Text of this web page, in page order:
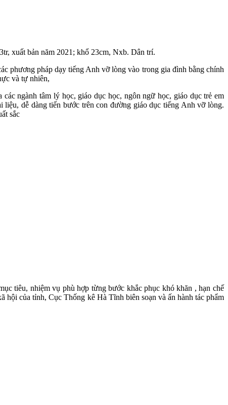
xuất bản năm 2021; khổ 23cm, Nxb. Dân trí.
phương pháp dạy tiếng Anh vỡ lòng vào trong gia đình bằng chính
và tự nhiên,
ngành tâm lý học, giáo dục học, ngôn ngữ học, giáo dục trẻ em
dễ dàng tiến bước trên con đường giáo dục tiếng Anh vỡ lòng.
sắc
tiêu, nhiệm vụ phù hợp từng bước khắc phục khó khăn , hạn chế
của tỉnh, Cục Thống kê Hà Tĩnh biên soạn và ấn hành tác phẩm